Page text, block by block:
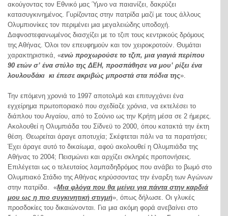
ακούγοντας τον Εθνικό μας Ύμνο να παιανίζει, δακρύζει
κατασυγκινημένος. Γυρίζοντας στην πατρίδα μαζί με τους άλλους
Ολυμπιονίκες τον περιμένει μια μεγαλειώδης υποδοχή.
Δαφνοστεφανωμένος διασχίζει με το τζιπ τους κεντρικούς δρόμους
της Αθήνας. Όλοι τον επευφημούν και τον χειροκροτούν. Θυμάται
χαρακτηριστικά, «ενώ προχωρούσε το τζιπ, μια γιαγιά περίπου
90 ετών σ’ ένα στύλο της ΔΕΗ, προσπάθησε να μου’ ρίξει ένα
λουλουδάκι κι έπεσε ακριβώς μπροστά στα πόδια της».
Την επόμενη χρονιά το 1997 αποτολμά και επιτυγχάνει ένα
εγχείρημα πρωτοποριακό που σχεδίαζε χρόνια, να εκτελέσει το
διάπλου του Αιγαίου, από το Σούνιο ως την Κρήτη μέσα σε 2 ήμερες.
Ακολουθεί η Ολυμπιάδα του Σίδνεϋ το 2000, όπου κατακτά την έκτη
θέση. Θεωρείται άραγε αποτυχία; Σκέφτεται πάλι να τα παρατήσει;
Έχει άραγε αυτό το δικαίωμα, αφού ακολουθεί η Ολυμπιάδα της
Αθήνας το 2004; Πεισμώνει και αρχίζει σκληρές προπονήσεις.
Επιλέγεται ως ο τελευταίος λαμπαδηδρόμος που ανάβει το βωμό στο
Ολυμπιακό Στάδιο της Αθήνας κηρύσσοντας την έναρξη των Αγώνων
στην πατρίδα. «Μια φλόγα που θα μείνει για πάντα στην καρδιά
μου ως η πιο συγκινητική στιγμή», όπως δήλωσε. Οι γλυκές
προσδοκίες του δικαιώνονται. Για μια ακόμη φορά ανεβαίνει στο